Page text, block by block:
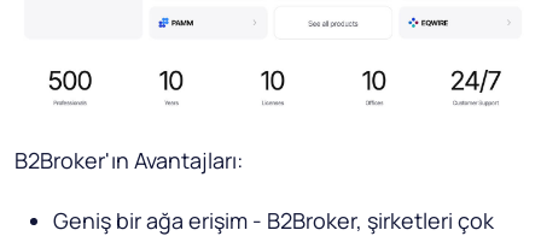
B2Broker'ın Avantajları:
Geniş bir ağa erişim - B2Broker, şirketleri çok